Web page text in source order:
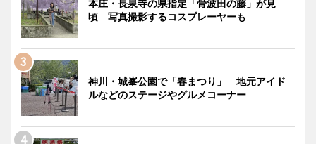
本庄・長泉寺の県指定「骨波田の藤」が見
頃 写真撮影するコスプレーヤーも
神川・城峯公園で「春まつり」 地元アイド
ルなどのステージやグルメコーナー